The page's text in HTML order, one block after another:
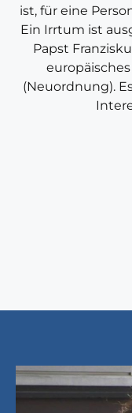
ist, für eine
Ein Irrtum ist
Papst
(Neuordnung).